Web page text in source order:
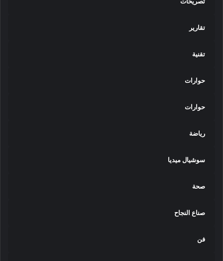
تقارير
تقنية
حوارات
حوارات
رياضة
سوشيال ميديا
صحة
صناع النجاح
فن